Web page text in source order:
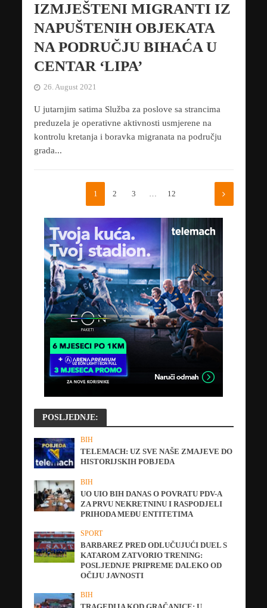
IZMJEŠTENI MIGRANTI IZ
NAPUŠTENIH OBJEKATA
NA PODRUČJU BIHAĆA U
CENTAR ‘LIPA’
26. August 2021
U jutarnjim satima Služba za poslove sa strancima
preduzela je operativne aktivnosti usmjerene na
kontrolu kretanja i boravka migranata na području
grada...
1 2 3 … 12
POSLJEDNJE:
BIH
TELEMACH: UZ SVE NAŠE ZMAJEVE DO
HISTORIJSKIH POBJEDA
BIH
UO UIO BIH DANAS O POVRATU PDV-A
ZA PRVU NEKRETNINU I RASPODJELI
PRIHODA MEĐU ENTITETIMA
SPORT
BARBAREZ PRED ODLUČUJUĆI DUEL S
KATAROM ZATVORIO TRENING:
POSLJEDNJE PRIPREME DALEKO OD
OČIJU JAVNOSTI
BIH